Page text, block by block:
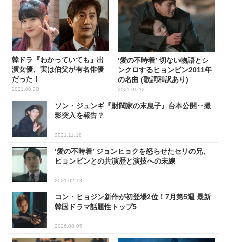
韓ドラ『わかっていても』出
演女優、実は伯父が有名俳優
だった！
2021.08.30
‘愛の不時着’ 切ない物語とシ
ンクロするヒョンビン2011年
の名曲 (歌詞和訳あり)
2021.01.12
ソン・ジュンギ『財閥家の末息子』台本公開‥撮
影突入を報告？
2021.11.18
’愛の不時着’ ジョンヒョクを怒らせたセリの兄、
ヒョンビンとの共演歴と演技への未練
2021.02.13
コン・ヒョジン新作が初登場2位！7月第5週 最新
韓国ドラマ話題性トップ5
2026.08.05